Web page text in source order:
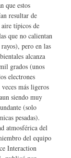
que estos
resultar de
típicos de
que no calientan
pero en las
alcanza
grados (unos
electrones
más ligeros
siendo muy
(solo
pesadas).
atmosférica del
del equipo
Interaction